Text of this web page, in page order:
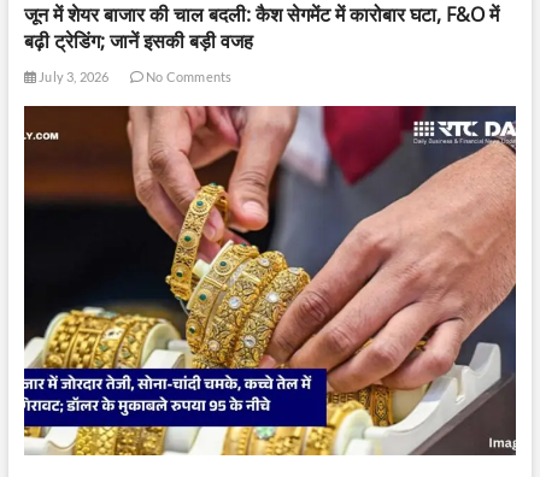
जून में शेयर बाजार की चाल बदली: कैश सेगमेंट में कारोबार घटा, F&O में
बढ़ी ट्रेडिंग; जानें इसकी बड़ी वजह
July 3, 2026 No Comments